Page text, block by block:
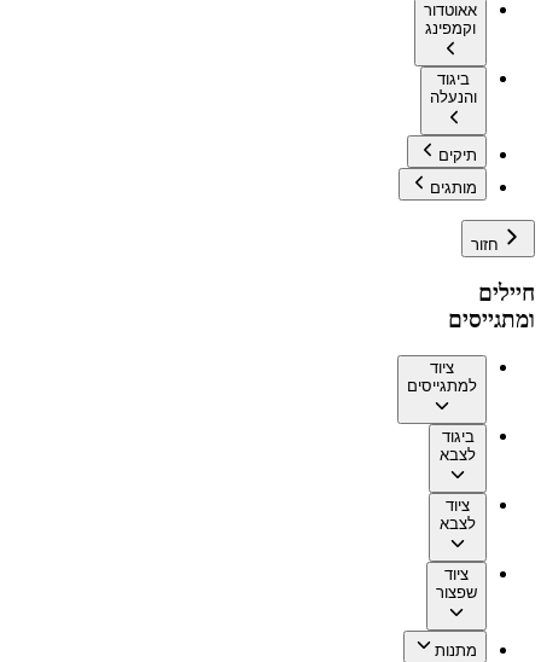
אאוטדור
וקמפינג
ביגוד
והנעלה
תיקים
מותגים
חזור
חיילים
ומתגייסים
ציוד
למתגייסים
ביגוד
לצבא
ציוד
לצבא
ציוד
שפצור
מתנות